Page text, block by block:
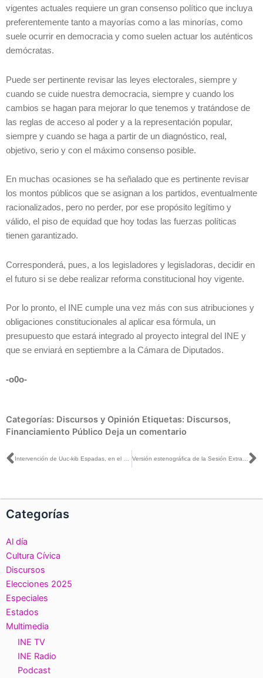
vigentes actuales requiere un gran consenso político que incluya
preferentemente tanto a mayorías como a las minorías, como
suele ocurrir en democracia y como suelen actuar los auténticos
demócratas.
Puede ser pertinente revisar las leyes electorales, siempre y
cuando se cuide nuestra democracia, siempre y cuando los
cambios se hagan para mejorar lo que tenemos y tratándose de
las reglas de acceso al poder y a la representación popular,
siempre y cuando se haga a partir de un diagnóstico, real,
objetivo, serio y con el máximo consenso posible.
En muchas ocasiones se ha señalado que es pertinente revisar
los montos públicos que se asignan a los partidos, eventualmente
racionalizados, pero no perder, por ese propósito legítimo y
válido, el piso de equidad que hoy todas las fuerzas políticas
tienen garantizado.
Corresponderá, pues, a los legisladores y legisladoras, decidir en
el futuro si se debe realizar reforma constitucional hoy vigente.
Por lo pronto, el INE cumple una vez más con sus atribuciones y
obligaciones constitucionales al aplicar esa fórmula, un
presupuesto que estará integrado al proyecto integral del INE y
que se enviará en septiembre a la Cámara de Diputados.
-o0o-
Categorías: Discursos y Opinión Etiquetas: Discursos,
Financiamiento Público Deja un comentario
Ant
Categorías
Al día
Cultura Cívica
Discursos
Elecciones 2025
Especiales
Estados
Multimedia
INE TV
INE Radio
Podcast